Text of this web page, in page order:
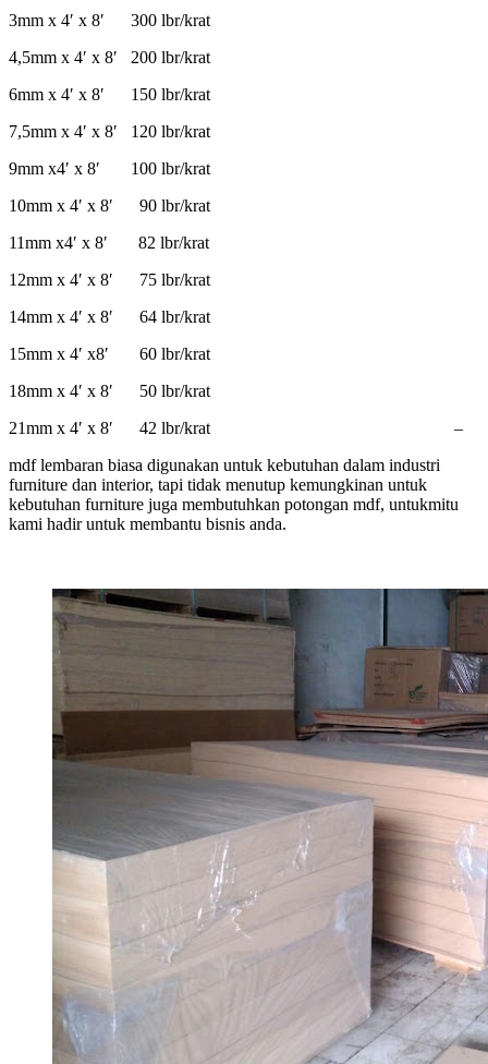
3mm x 4′ x 8′ 300 lbr/krat
4,5mm x 4′ x 8′ 200 lbr/krat
6mm x 4′ x 8′ 150 lbr/krat
7,5mm x 4′ x 8′ 120 lbr/krat
9mm x4′ x 8′ 100 lbr/krat
10mm x 4′ x 8′ 90 lbr/krat
11mm x4′ x 8′ 82 lbr/krat
12mm x 4′ x 8′ 75 lbr/krat
14mm x 4′ x 8′ 64 lbr/krat
15mm x 4′ x8′ 60 lbr/krat
18mm x 4′ x 8′ 50 lbr/krat
21mm x 4′ x 8′ 42 lbr/krat –
mdf lembaran biasa digunakan untuk kebutuhan dalam industri
furniture dan interior, tapi tidak menutup kemungkinan untuk
kebutuhan furniture juga membutuhkan potongan mdf, untukmitu
kami hadir untuk membantu bisnis anda.